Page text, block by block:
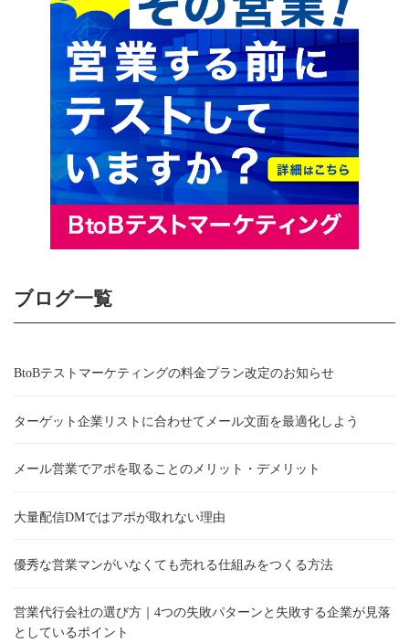
ブログ一覧
BtoBテストマーケティングの料金プラン改定のお知らせ
ターゲット企業リストに合わせてメール文面を最適化しよう
メール営業でアポを取ることのメリット・デメリット
大量配信DMではアポが取れない理由
優秀な営業マンがいなくても売れる仕組みをつくる方法
営業代行会社の選び方｜4つの失敗パターンと失敗する企業が見落
としているポイント